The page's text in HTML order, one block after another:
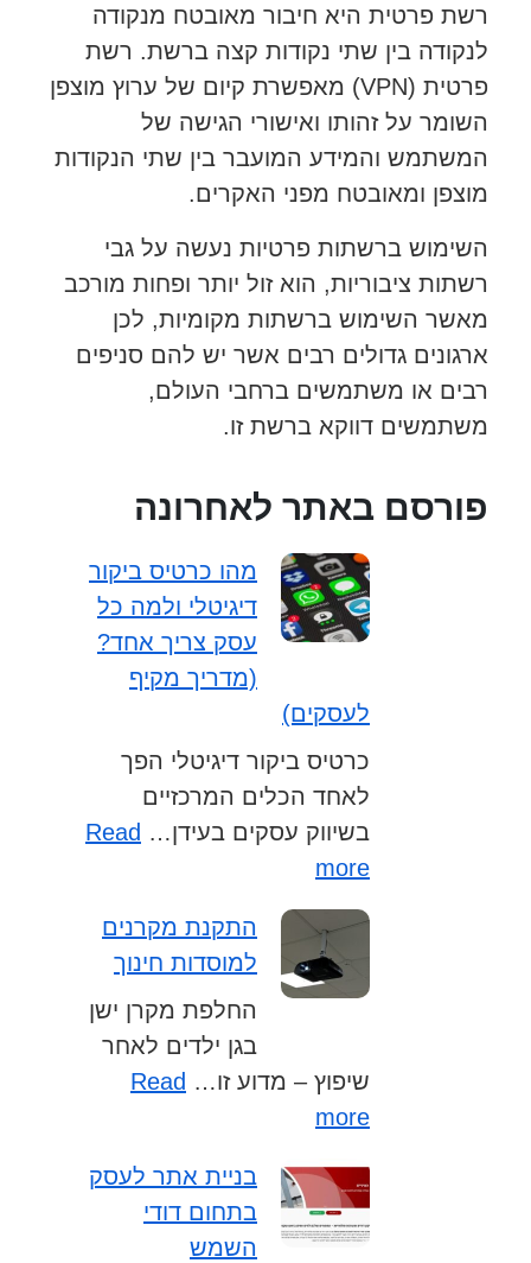
רשת פרטית היא חיבור מאובטח מנקודה
לנקודה בין שתי נקודות קצה ברשת. רשת
פרטית (VPN) מאפשרת קיום של ערוץ מוצפן
השומר על זהותו ואישורי הגישה של
המשתמש והמידע המועבר בין שתי הנקודות
מוצפן ומאובטח מפני האקרים.
השימוש ברשתות פרטיות נעשה על גבי
רשתות ציבוריות, הוא זול יותר ופחות מורכב
מאשר השימוש ברשתות מקומיות, לכן
ארגונים גדולים רבים אשר יש להם סניפים
רבים או משתמשים ברחבי העולם,
משתמשים דווקא ברשת זו.
פורסם באתר לאחרונה
מהו כרטיס ביקור
דיגיטלי ולמה כל
עסק צריך אחד?
(מדריך מקיף
לעסקים)
כרטיס ביקור דיגיטלי הפך
לאחד הכלים המרכזיים
בשיווק עסקים בעידן… Read
more
ה
ט
ב
י
התקנת מקרנים
למוסדות חינוך
החלפת מקרן ישן
בגן ילדים לאחר
שיפוץ – מדוע זו… Read
more
ת
ק
בניית אתר לעסק
בתחום דודי
השמש